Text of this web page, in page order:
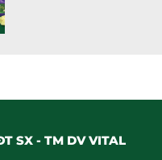
SX - TM DV VITAL